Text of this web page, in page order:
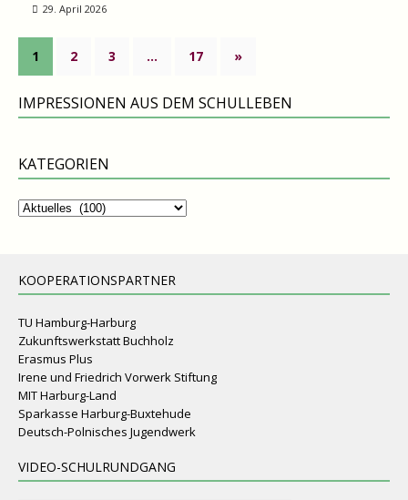
29. April 2026
1 2 3 … 17 »
IMPRESSIONEN AUS DEM SCHULLEBEN
KATEGORIEN
Kategorien
KOOPERATIONSPARTNER
TU Hamburg-Harburg
Zukunftswerkstatt Buchholz
Erasmus Plus
Irene und Friedrich Vorwerk Stiftung
MIT Harburg-Land
Sparkasse Harburg-Buxtehude
Deutsch-Polnisches Jugendwerk
VIDEO-SCHULRUNDGANG